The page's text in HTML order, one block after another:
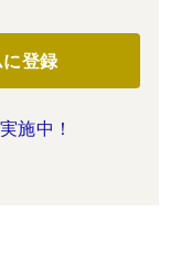
登録
施中！